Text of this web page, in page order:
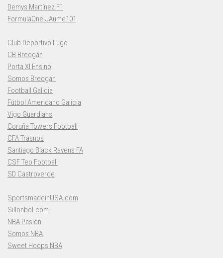
Demys Martínez F1
FormulaOne-JAume101
Club Deportivo Lugo
CB Breogán
Porta XI Ensino
Somos Breogán
Football Galicia
Fútbol Americano Galicia
Vigo Guardians
Coruña Towers Football
CFA Trasnos
Santiago Black Ravens FA
CSF Teo Football
SD Castroverde
SportsmadeinUSA.com
Sillonbol.com
NBA Pasión
Somos NBA
Sweet Hoops NBA